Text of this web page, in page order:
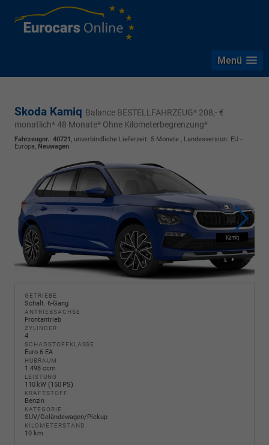
Menü
Skoda Kamiq Balance BESTELLFAHRZEUG* 208,- €
monatlich* 48 Monate* Ohne Kilometerbegrenzung*
Fahrzeugnr.: 40721 , unverbindliche Lieferzeit: 5 Monate , Landesversion: EU -
Europa, Neuwagen
GETRIEBE
Schalt. 6-Gang
ANTRIEBSACHSE
Frontantrieb
ZYLINDER
4
SCHADSTOFFKLASSE
Euro 6 EA
HUBRAUM
1.498 ccm
LEISTUNG
110 kW (150 PS)
KRAFTSTOFF
Benzin
KATEGORIE
SUV/Geländewagen/Pickup
KILOMETERSTAND
10 km